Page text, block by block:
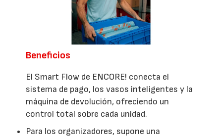
Beneficios
El Smart Flow de ENCORE! conecta el
sistema de pago, los vasos inteligentes y la
máquina de devolución, ofreciendo un
control total sobre cada unidad.
Para los organizadores, supone una